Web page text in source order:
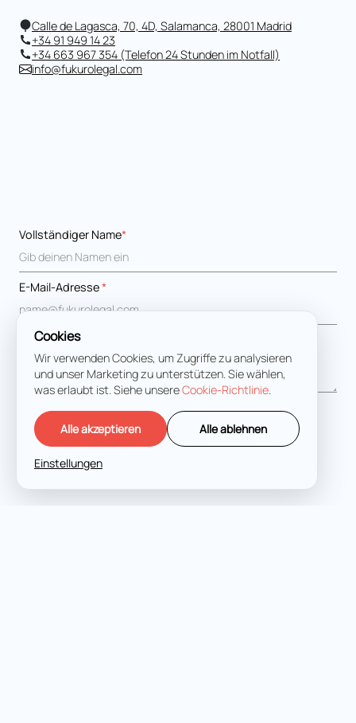
Calle de Lagasca, 70, 4D, Salamanca, 28001 Madrid
+34 91 949 14 23
+34 663 967 354 (Telefon 24 Stunden im Notfall)
info@fukurolegal.com
Vollständiger Name*
E-Mail-Adresse*
Nachricht*
Ich stimme dem zuBedingungen und Konditionen
Cookies
Wir verwenden Cookies, um Zugriffe zu analysieren
und unser Marketing zu unterstützen. Sie wählen,
was erlaubt ist. Siehe unsereCookie-Richtlinie.
Alle akzeptieren Alle ablehnen
Einstellungen